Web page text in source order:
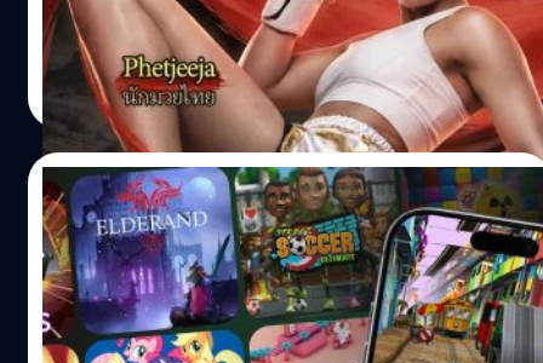
(NASDAQ: NTES, HKEX: 9999) และ ZhuRong Studio ร่วม
ฉลองการครบรอบครึ่งปีของ Sword of Justice ในภูมิภาค
เอเชียตะวันออกเฉียงใต้ ด้วยการอัปเดตเนื้อหาครั้งใหญ่ โดย
ไฮไลต์สำคัญคือการร่วมมือ (Collaboration) กับแชมป์โลก
มวยไทยอย่าง Phetjeeja (เพชรจีจ้า) พร้อมการเปิดตัวสำนัก
ใหม่ Female Ironclad, รางวัลฉลองครบรอบสุดพิเศษ, เนื้อ
เรื่องบทใหม่ รวมถึงการเพิ่มความท้าทายทั้งในรูปแบบ PvE
และ PvP Sword of Justice เป็นเกมแนว Eastern Fantasy
MMORPG เล่นฟรีบนแพลตฟอร์ม Android, iOS และ PC โดย
มีฉากหลังเป็นโลกที่ได้รับแรงบันดาลใจจากประเทศจีนใน
คริสต์ศตวรรษที่ 12 ตัวเกมโดดเด่นด้วยกราฟิกที่สวยงาม
ตระการตา โลกเปิดกว้าง (Open…
ภูษิต เรืองอุดมกิจ| 89 days ago
Read More
07/05/2026
พลิกโฉมวงการเกม ! Radian Arc, Blacknut
และ TrueID เปิดตัว Android Cloud Gaming
ในไทย ภายใต้แบรนด์ “TrueID Game hub”
Radian Arc บริษัทในเครือ Submer Group ประกาศความร่วม
มืออย่างเป็นทางการกับ TrueID ภายใต้ บมจ. ทรู คอร์ปอเรชั่น